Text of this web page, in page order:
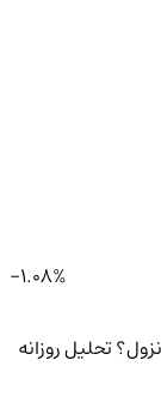
-1.08%
تحلیل روزانه